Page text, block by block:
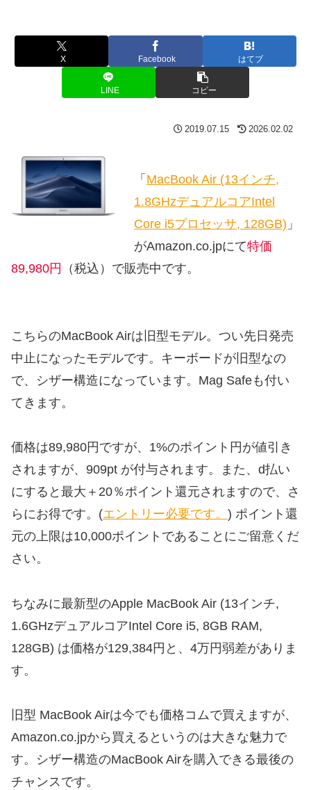
X Facebook はてブ
LINE コピー
2019.07.15 2026.02.02
「 MacBook Air (13インチ,
1.8GHzデュアルコアIntel
Core i5プロセッサ, 128GB) 」
がAmazon.co.jpにて特価
89,980円
（税込）で販売中です。
こちらのMacBook Airは旧型モデル。つい先日発売
中止になったモデルです。キーボードが旧型なの
で、シザー構造になっています。Mag Safeも付い
てきます。
価格は89,980円ですが、1%のポイント円が値引き
されますが、909pt が付与されます。また、d払い
にすると最大＋20％ポイント還元されますので、さ
らにお得です。(エントリー必要です。 ) ポイント還
元の上限は10,000ポイントであることにご留意くだ
さい。
ちなみに最新型のApple MacBook Air (13インチ,
1.6GHzデュアルコアIntel Core i5, 8GB RAM,
128GB) は価格が129,384円と、4万円弱差がありま
す。
旧型 MacBook Airは今でも価格コムで買えますが、
Amazon.co.jpから買えるというのは大きな魅力で
す。シザー構造のMacBook Airを購入できる最後の
チャンスです。